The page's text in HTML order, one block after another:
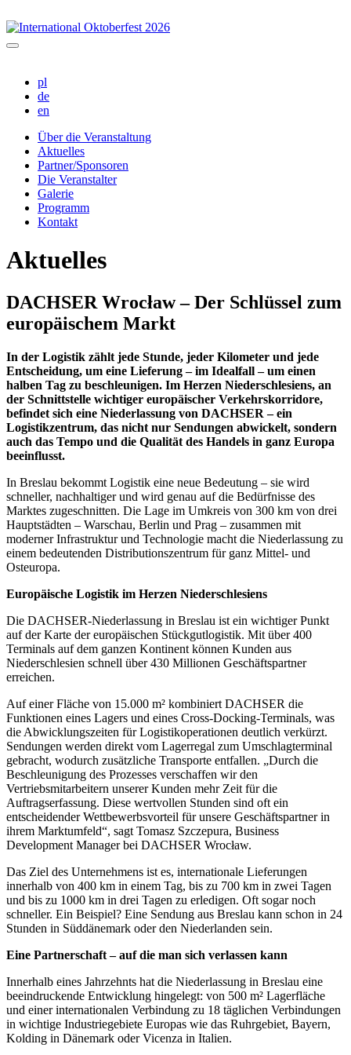
pl
de
en
Über die Veranstaltung
Aktuelles
Partner/Sponsoren
Die Veranstalter
Galerie
Programm
Kontakt
Aktuelles
DACHSER Wrocław – Der Schlüssel zum
europäischem Markt
In der Logistik zählt jede Stunde, jeder Kilometer und jede
Entscheidung, um eine Lieferung – im Idealfall – um einen
halben Tag zu beschleunigen. Im Herzen Niederschlesiens, an
der Schnittstelle wichtiger europäischer Verkehrskorridore,
befindet sich eine Niederlassung von DACHSER – ein
Logistikzentrum, das nicht nur Sendungen abwickelt, sondern
auch das Tempo und die Qualität des Handels in ganz Europa
beeinflusst.
In Breslau bekommt Logistik eine neue Bedeutung – sie wird
schneller, nachhaltiger und wird genau auf die Bedürfnisse des
Marktes zugeschnitten. Die Lage im Umkreis von 300 km von drei
Hauptstädten – Warschau, Berlin und Prag – zusammen mit
moderner Infrastruktur und Technologie macht die Niederlassung zu
einem bedeutenden Distributionszentrum für ganz Mittel- und
Osteuropa.
Europäische Logistik im Herzen Niederschlesiens
Die DACHSER-Niederlassung in Breslau ist ein wichtiger Punkt
auf der Karte der europäischen Stückgutlogistik. Mit über 400
Terminals auf dem ganzen Kontinent können Kunden aus
Niederschlesien schnell über 430 Millionen Geschäftspartner
erreichen.
Auf einer Fläche von 15.000 m² kombiniert DACHSER die
Funktionen eines Lagers und eines Cross-Docking-Terminals, was
die Abwicklungszeiten für Logistikoperationen deutlich verkürzt.
Sendungen werden direkt vom Lagerregal zum Umschlagterminal
gebracht, wodurch zusätzliche Transporte entfallen. „Durch die
Beschleunigung des Prozesses verschaffen wir den
Vertriebsmitarbeitern unserer Kunden mehr Zeit für die
Auftragserfassung. Diese wertvollen Stunden sind oft ein
entscheidender Wettbewerbsvorteil für unsere Geschäftspartner in
ihrem Marktumfeld“, sagt Tomasz Szczepura, Business
Development Manager bei DACHSER Wrocław.
Das Ziel des Unternehmens ist es, internationale Lieferungen
innerhalb von 400 km in einem Tag, bis zu 700 km in zwei Tagen
und bis zu 1000 km in drei Tagen zu erledigen. Oft sogar noch
schneller. Ein Beispiel? Eine Sendung aus Breslau kann schon in 24
Stunden in Süddänemark oder den Niederlanden sein.
Eine Partnerschaft – auf die man sich verlassen kann
Innerhalb eines Jahrzehnts hat die Niederlassung in Breslau eine
beeindruckende Entwicklung hingelegt: von 500 m² Lagerfläche
und einer internationalen Verbindung zu 18 täglichen Verbindungen
in wichtige Industriegebiete Europas wie das Ruhrgebiet, Bayern,
Kolding in Dänemark oder Vicenza in Italien.